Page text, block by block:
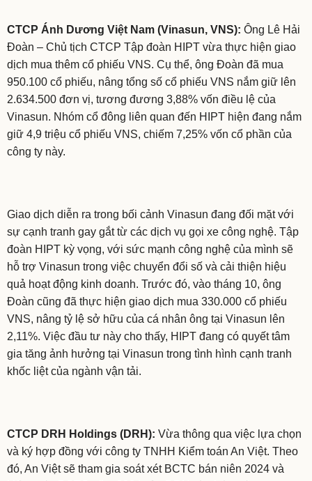
CTCP Ánh Dương Việt Nam (Vinasun, VNS): Ông Lê Hải
Đoàn – Chủ tịch CTCP Tập đoàn HIPT vừa thực hiện giao
dịch mua thêm cổ phiếu VNS. Cụ thể, ông Đoàn đã mua
950.100 cổ phiếu, nâng tổng số cổ phiếu VNS nắm giữ lên
2.634.500 đơn vị, tương đương 3,88% vốn điều lệ của
Vinasun. Nhóm cổ đông liên quan đến HIPT hiện đang nắm
giữ 4,9 triệu cổ phiếu VNS, chiếm 7,25% vốn cổ phần của
công ty này.
Giao dịch diễn ra trong bối cảnh Vinasun đang đối mặt với
sự cạnh tranh gay gắt từ các dịch vụ gọi xe công nghệ. Tập
đoàn HIPT kỳ vọng, với sức mạnh công nghệ của mình sẽ
hỗ trợ Vinasun trong việc chuyển đổi số và cải thiện hiệu
quả hoạt động kinh doanh. Trước đó, vào tháng 10, ông
Đoàn cũng đã thực hiện giao dịch mua 330.000 cổ phiếu
VNS, nâng tỷ lệ sở hữu của cá nhân ông tại Vinasun lên
2,11%. Việc đầu tư này cho thấy, HIPT đang có quyết tâm
gia tăng ảnh hưởng tại Vinasun trong tình hình cạnh tranh
khốc liệt của ngành vận tải.
CTCP DRH Holdings (DRH): Vừa thông qua việc lựa chọn
và ký hợp đồng với công ty TNHH Kiểm toán An Việt. Theo
đó, An Việt sẽ tham gia soát xét BCTC bán niên 2024 và